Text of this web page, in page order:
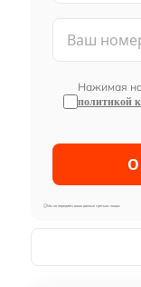
Нажимая на
политикой
Мы не передаём ваши данные третьим лицам